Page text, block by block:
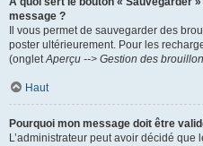
message ?
Il vous permet de sauvegarder des
poster ultérieurement. Pour les
(ongletAperçu --> Gestion des
Haut
Pourquoi mon message doit être
L’administrateur peut avoir décidé que